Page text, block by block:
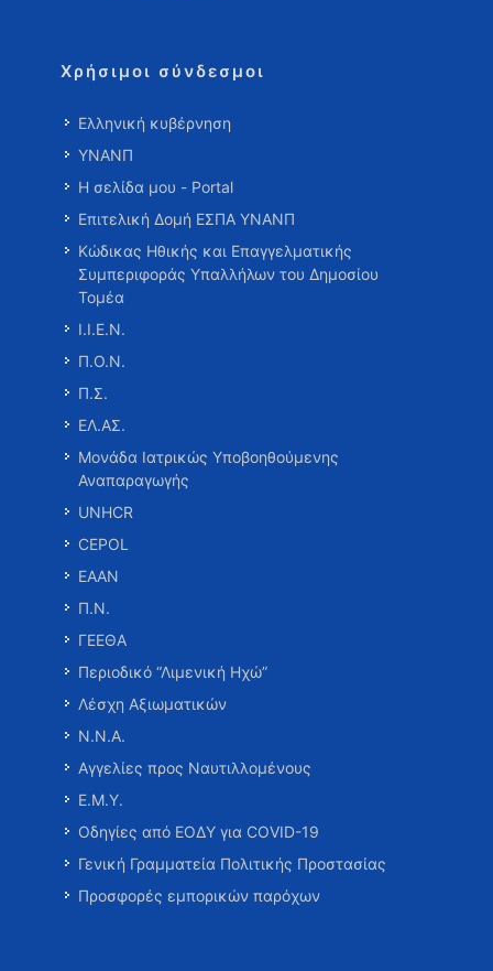
Χρήσιμοι σύνδεσμοι
Ελληνική κυβέρνηση
ΥΝΑΝΠ
Η σελίδα μου - Portal
Επιτελική Δομή ΕΣΠΑ ΥΝΑΝΠ
Κώδικας Ηθικής και Επαγγελματικής
Συμπεριφοράς Υπαλλήλων του Δημοσίου
Τομέα
Ι.Ι.Ε.Ν.
Π.Ο.Ν.
Π.Σ.
ΕΛ.ΑΣ.
Μονάδα Ιατρικώς Υποβοηθούμενης
Αναπαραγωγής
UNHCR
CEPOL
ΕΑΑΝ
Π.Ν.
ΓΕΕΘΑ
Περιοδικό “Λιμενική Ηχώ”
Λέσχη Αξιωματικών
Ν.Ν.Α.
Αγγελίες προς Ναυτιλλομένους
Ε.Μ.Υ.
Οδηγίες από ΕΟΔΥ για COVID-19
Γενική Γραμματεία Πολιτικής Προστασίας
Προσφορές εμπορικών παρόχων